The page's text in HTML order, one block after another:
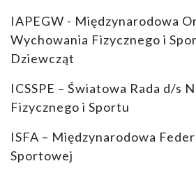
IAPEGW - Międzynarodowa
Wychowania Fizycznego i
Dziewcząt
ICSSPE – Światowa Rada d/s
Fizycznego i Sportu
ISFA – Międzynarodowa
Sportowej